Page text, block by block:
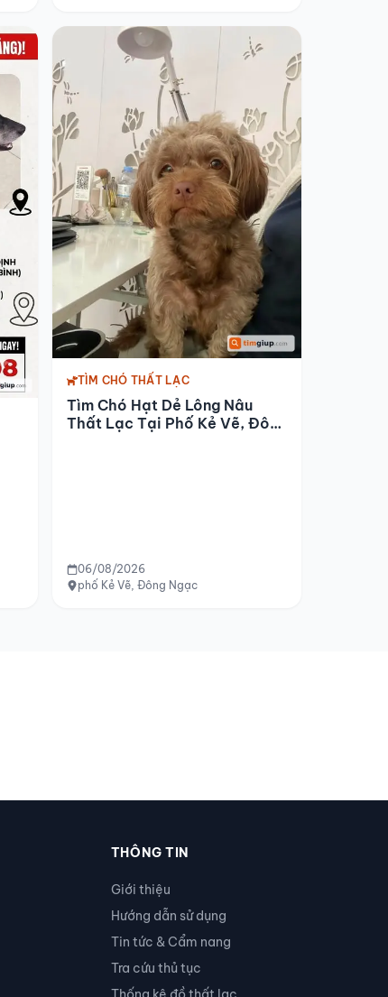
TÌM CHÓ THẤT LẠC
Tìm Chó Hạt Dẻ Lông Nâu
Thất Lạc Tại Phố Kẻ Vẽ, Đông
06/08/2026
phố Kẻ Vẽ, Đông Ngạc
THÔNG TIN
Giới thiệu
Hướng dẫn sử dụng
Tin tức & Cẩm nang
Tra cứu thủ tục